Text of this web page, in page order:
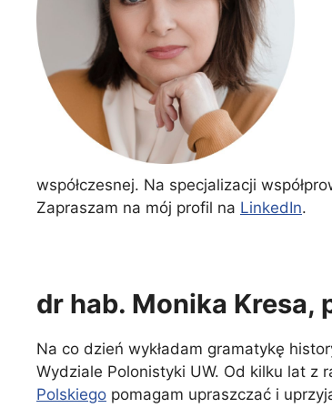
współczesnej. Na specjalizacji
Zapraszam na mój profil na LinkedIn.
dr hab. Monika Kresa,
Na co dzień wykładam gramatykę
Wydziale Polonistyki UW. Od kilku lat z
Polskiego pomagam upraszczać i